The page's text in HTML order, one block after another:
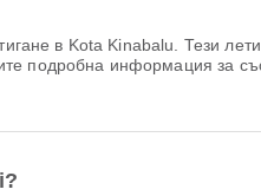
в Kota Kinabalu. Тези
подробна информация за